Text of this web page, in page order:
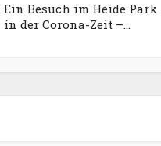
Ein Besuch im Heide Park
in der Corona-Zeit –...